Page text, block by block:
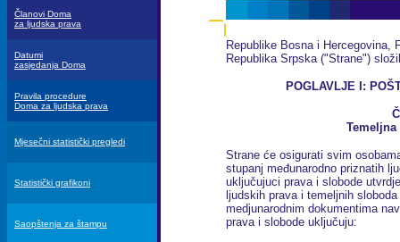
Članovi Doma
za ljudska prava
Datumi
zasjedanja Doma
Pravila procedure
Doma za ljudska prava
Mjesečni statistički pregledi
Statistički grafikoni
Saopštenja za štampu
Republike Bosna i Hercegovina,
Republika Srpska ("Strane")
POGLAVLJE I:
Strane će osigurati svim
stupanj međunarodno priznatih
uključujuci prava i slobode
ljudskih prava i temeljnih
medjunarodnim dokumentima
prava i slobode uključuju: